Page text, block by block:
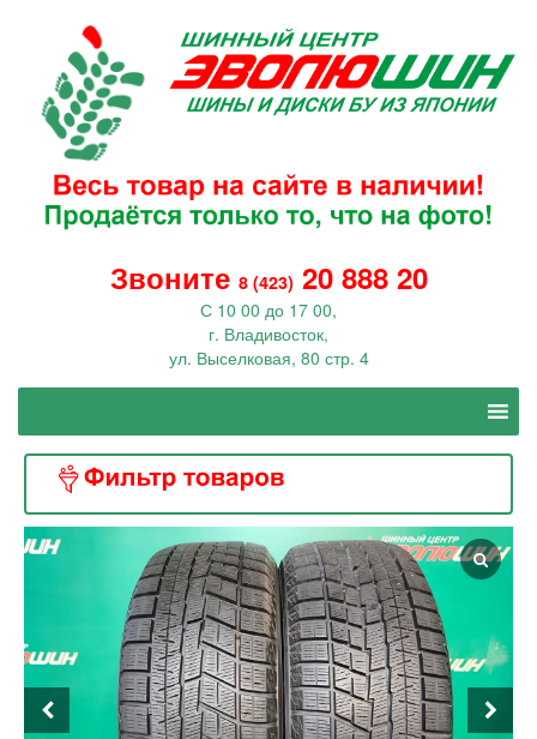
Звоните 8 (423) 20 888 20
С 10 00 до 17 00,
г. Владивосток,
ул. Выселковая, 80 стр. 4